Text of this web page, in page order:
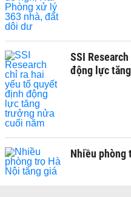
SSI
động lực
Nhiều phòng